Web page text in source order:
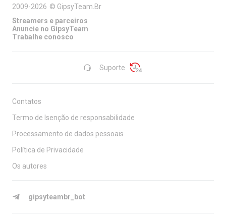
Suporte
2009-2026 © GipsyTeam.Br
Streamers e parceiros
Anuncie no GipsyTeam
Trabalhe conosco
Contatos
Termo de Isenção de responsabilidade
Processamento de dados pessoais
Política de Privacidade
Os autores
gipsyteambr_bot